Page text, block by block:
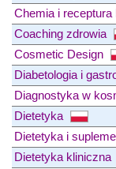
Chemia i
Coaching zdrowia
Cosmetic Design
Diabetologia i
Diagnostyka w
Dietetyka
Dietetyka i
Dietetyka kliniczna